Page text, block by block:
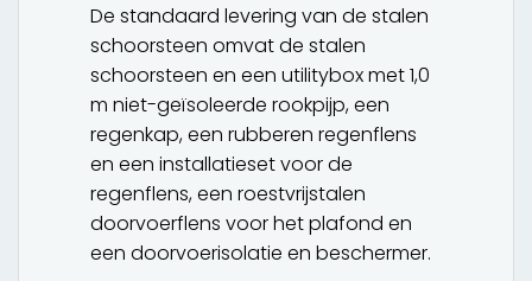
De standaard levering van de stalen
schoorsteen omvat de stalen
schoorsteen en een utilitybox met 1,0
m niet-geïsoleerde rookpijp, een
regenkap, een rubberen regenflens
en een installatieset voor de
regenflens, een roestvrijstalen
doorvoerflens voor het plafond en
een doorvoerisolatie en beschermer.